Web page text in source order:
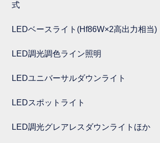
式
LEDベースライト(Hf86W×2高出力相当)
LED調光調色ライン照明
LEDユニバーサルダウンライト
LEDスポットライト
LED調光グレアレスダウンライトほか